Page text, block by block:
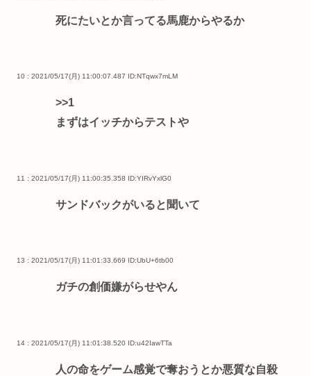
死にたいとか言ってる馬鹿からやるか
10 : 2021/05/17(月) 11:00:07.487 ID:NTqwx7mLM
>>1
まずはイッチからテストや
11 : 2021/05/17(月) 11:00:35.358 ID:YIRvYxlG0
サンドバックがいると聞いて
13 : 2021/05/17(月) 11:01:33.669 ID:UbU+6tb00
ガチの創価嫌がらせやん
14 : 2021/05/17(月) 11:01:38.520 ID:u42IawTTa
人の命をゲーム感覚で奪おうとか悪質な自殺